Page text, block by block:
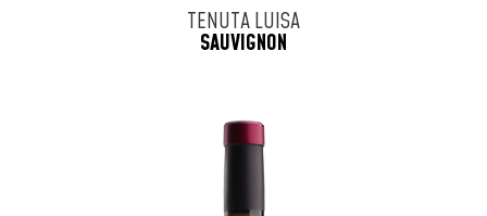
TENUTA LUISA
SAUVIGNON